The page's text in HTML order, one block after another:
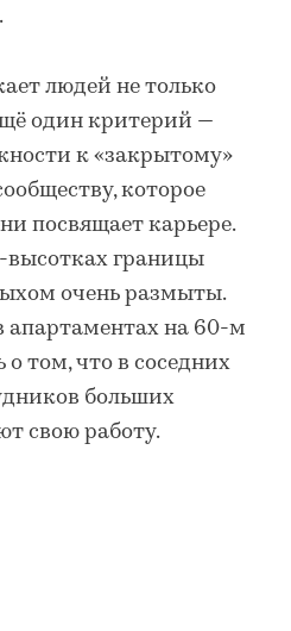
людей не только
один критерий —
к «закрытому»
которое
посвящает карьере.
высотках границы
очень размыты.
апартаментах на 60-м
том, что в соседних
больших
свою работу.